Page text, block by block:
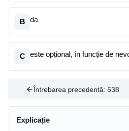
B da
C este opțional, în funcție de
Întrebarea precedentă: 538
Explicație